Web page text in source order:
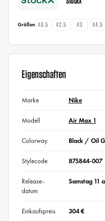
Größen 40.5 42.5 43 44.5
Eigenschaften
Marke Nike
Modell Air Max 1
Colorway Black / Oil
Stylecode 875844-007
Release-
datum
Samstag 11
Einkaufspreis 304 €